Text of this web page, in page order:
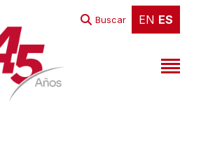
EN ES
Buscar EN ES